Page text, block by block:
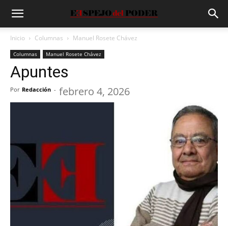
Inicio Columnas Manuel Rosete Chávez
Columnas Manuel Rosete Chávez
Apuntes
Por Redacción - febrero 4, 2026